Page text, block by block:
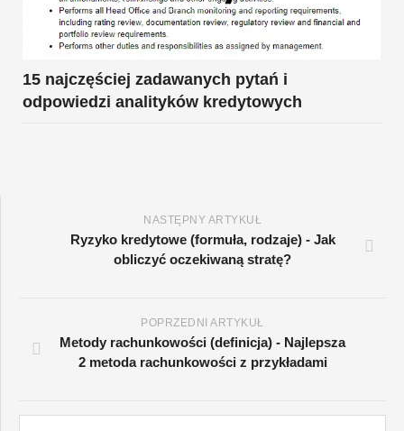
15 najczęściej zadawanych pytań i
odpowiedzi analityków kredytowych
NASTĘPNY ARTYKUŁ
Ryzyko kredytowe (formuła, rodzaje) - Jak
obliczyć oczekiwaną stratę?
POPRZEDNI ARTYKUŁ
Metody rachunkowości (definicja) - Najlepsza
2 metoda rachunkowości z przykładami